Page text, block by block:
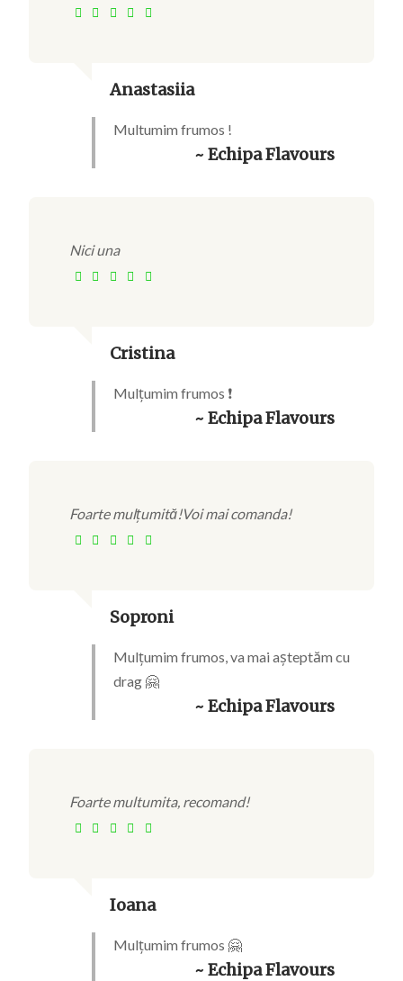
Anastasiia
Multumim frumos !
~ Echipa Flavours
Nici una
Cristina
Mulțumim frumos ❗
~ Echipa Flavours
Foarte mulțumită!Voi mai comanda!
Soproni
Mulțumim frumos, va mai așteptăm cu
drag 🤗
~ Echipa Flavours
Foarte multumita, recomand!
Ioana
Mulțumim frumos 🤗
~ Echipa Flavours